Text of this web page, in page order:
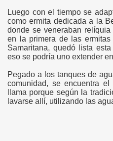
Luego con el tiempo se
como ermita dedicada a la
donde se veneraban
en la primera de las
Samaritana, quedó lista
eso se podría uno extender
Pegado a los tanques de
comunidad, se encuentra
llama porque según la
lavarse allí, utilizando las